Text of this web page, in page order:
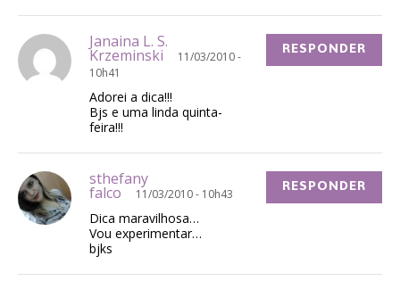
Janaina L. S.
Krzeminski
11/03/2010 -
10h41
Adorei a dica!!!
Bjs e uma linda quinta-
feira!!!
RESPONDER
sthefany
falco 11/03/2010 - 10h43
Dica maravilhosa…
Vou experimentar…
bjks
RESPONDER